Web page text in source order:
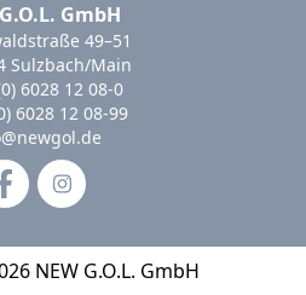
GmbH
49–51
Sulzbach/Main
6028 12 08-0
6028 12 08-99
NEW G.O.L. GmbH